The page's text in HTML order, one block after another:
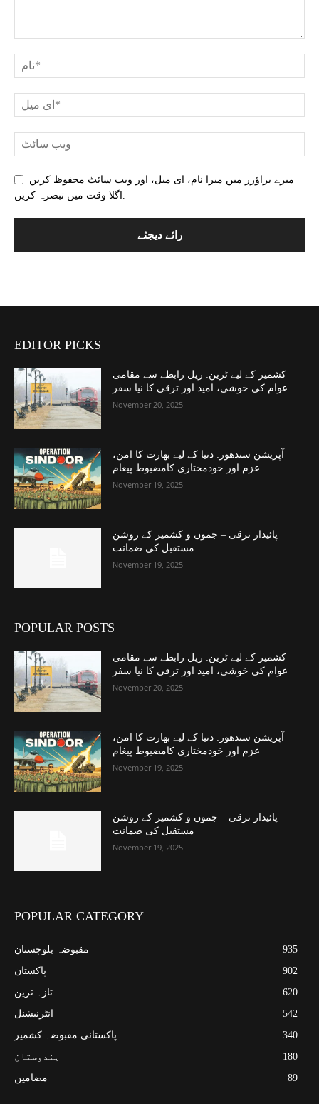
میرے براؤزر میں میرا نام، ای میل، اور ویب سائٹ محفوظ کریں
اگلا وقت میں تبصرہ کریں.
EDITOR PICKS
کشمیر کے لیے ٹرین: ریل رابطے سے مقامی
عوام کی خوشی، امید اور ترقی کا نیا سفر
November 20, 2025
آپریشن سندھور: دنیا کے لیے بھارت کا امن،
عزم اور خودمختاری کامضبوط پیغام
November 19, 2025
پائیدار ترقی – جموں و کشمیر کے روشن
مستقبل کی ضمانت
November 19, 2025
POPULAR POSTS
کشمیر کے لیے ٹرین: ریل رابطے سے مقامی
عوام کی خوشی، امید اور ترقی کا نیا سفر
November 20, 2025
آپریشن سندھور: دنیا کے لیے بھارت کا امن،
عزم اور خودمختاری کامضبوط پیغام
November 19, 2025
پائیدار ترقی – جموں و کشمیر کے روشن
مستقبل کی ضمانت
November 19, 2025
POPULAR CATEGORY
مقبوضہ بلوچستان
935
پاکستان
902
تازہ ترین
620
انٹرنیشنل
542
پاکستانی مقبوضہ کشمیر
340
ہندوستان
180
مضامین
89